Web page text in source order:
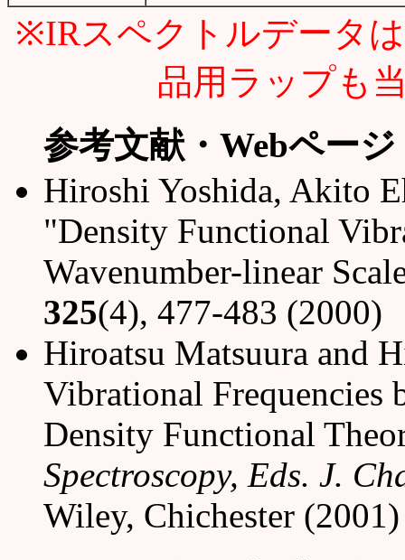
※IRスペクトルデータ
品用ラップも
参考文献・Webページ
Hiroshi Yoshida, Akito
"Density Functional
Wavenumber-linear
325(4), 477-483 (2000)
Hiroatsu Matsuura and
Vibrational Frequencies
Density Functional
Spectroscopy, Eds. J.
Wiley, Chichester (2001)